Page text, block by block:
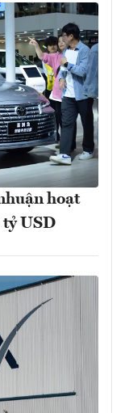
hoạt
tỷ USD